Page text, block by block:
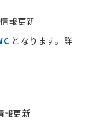
報更新
となります。詳
報更新